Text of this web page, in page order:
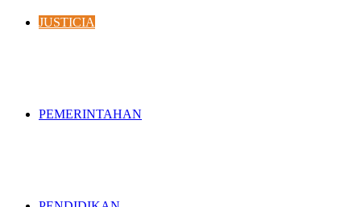
JUSTICIA
PEMERINTAHAN